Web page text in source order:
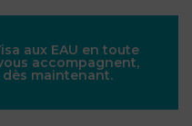
aux EAU en toute
accompagnent,
maintenant.